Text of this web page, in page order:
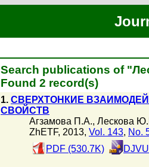
Search publications of
Found 2 record(s)
1. СВЕРХТОНКИЕ
СВОЙСТВ
Агзамова П.А., Лескова
ZhETF, 2013, Vol. 143, No.
PDF (530.7K)